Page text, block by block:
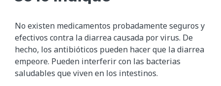
No existen medicamentos probadamente seguros y
efectivos contra la diarrea causada por virus. De
hecho, los antibióticos pueden hacer que la diarrea
empeore. Pueden interferir con las bacterias
saludables que viven en los intestinos.